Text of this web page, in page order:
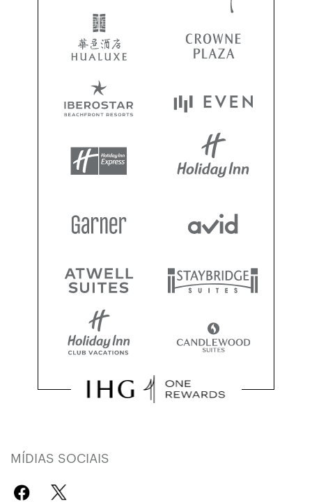
MÍDIAS SOCIAIS